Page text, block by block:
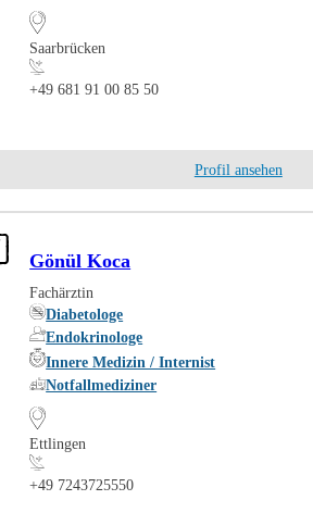
Saarbrücken
+49 681 91 00 85 50
Profil ansehen
Gönül Koca
Fachärztin
Diabetologe
Endokrinologe
Innere Medizin / Internist
Notfallmediziner
Ettlingen
+49 7243725550